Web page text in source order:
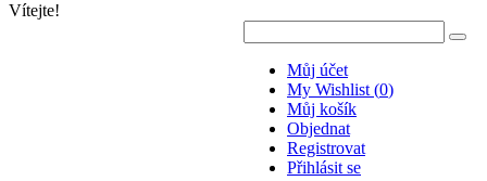
Vítejte!
Můj účet
My Wishlist (0)
Můj košík
Objednat
Registrovat
Přihlásit se